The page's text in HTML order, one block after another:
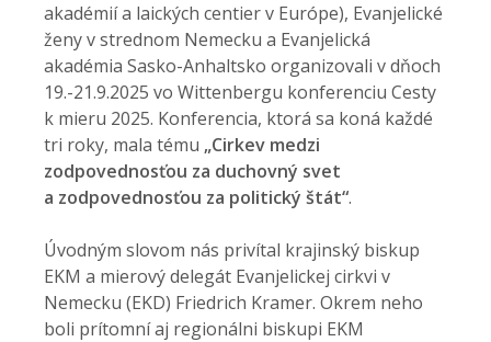
akadémií a laických centier v Európe), Evanjelické
ženy v strednom Nemecku a Evanjelická
akadémia Sasko-Anhaltsko organizovali v dňoch
19.-21.9.2025 vo Wittenbergu konferenciu Cesty
k mieru 2025. Konferencia, ktorá sa koná každé
tri roky, mala tému „Cirkev medzi
zodpovednosťou za duchovný svet
a zodpovednosťou za politický štát“.
Úvodným slovom nás privítal krajinský biskup
EKM a mierový delegát Evanjelickej cirkvi v
Nemecku (EKD) Friedrich Kramer. Okrem neho
boli prítomní aj regionálni biskupi EKM